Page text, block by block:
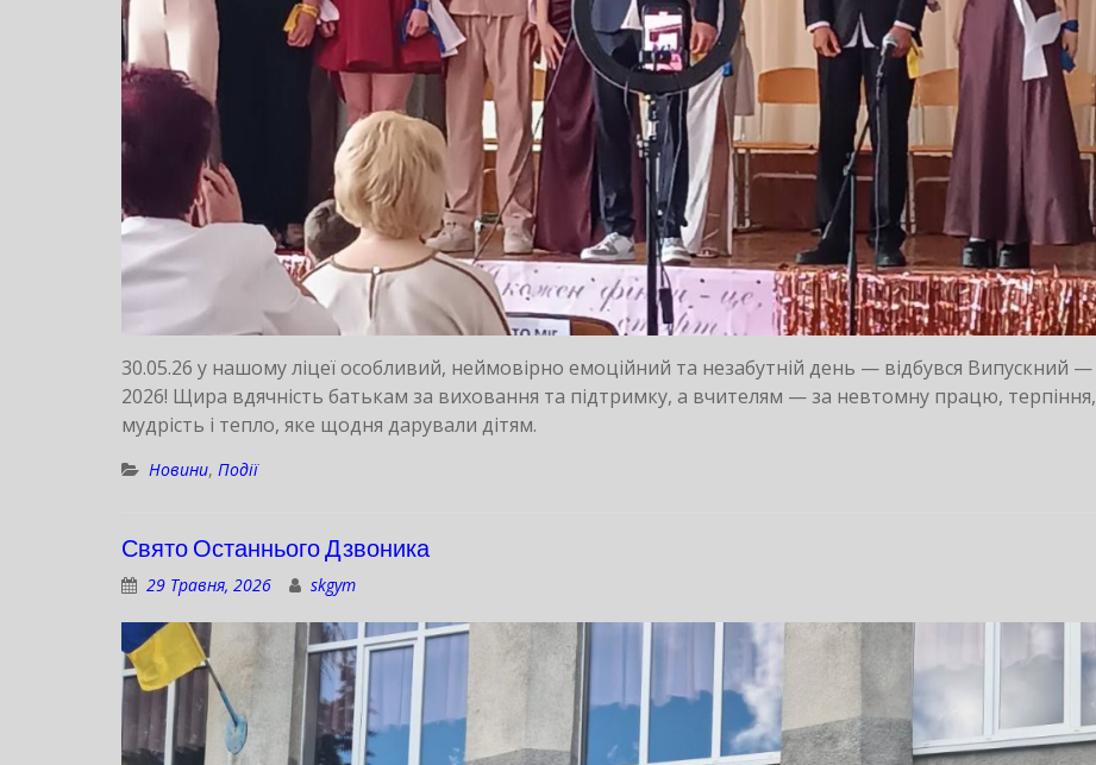
30.05.26 у нашому ліцеї особливий, неймовірно емоційний та незабутній день — відбувся Випускний —
2026! Щира вдячність батькам за виховання та підтримку, а вчителям — за невтомну працю, терпіння,
мудрість і тепло, яке щодня дарували дітям.
Новини, Події
Свято Останнього Дзвоника
29 Травня, 2026 skgym